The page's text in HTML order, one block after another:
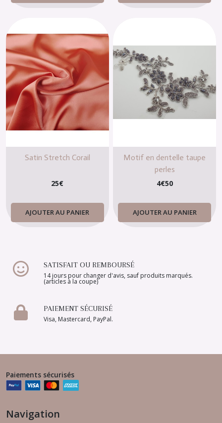
Satin Stretch Corail
25€
AJOUTER AU PANIER
Motif en dentelle taupe
perles
4€50
AJOUTER AU PANIER
SATISFAIT OU REMBOURSÉ
14 jours pour changer d'avis, sauf produits marqués.
(articles à la coupe)
PAIEMENT SÉCURISÉ
Visa, Mastercard, PayPal.
Paiements sécurisés
Navigation